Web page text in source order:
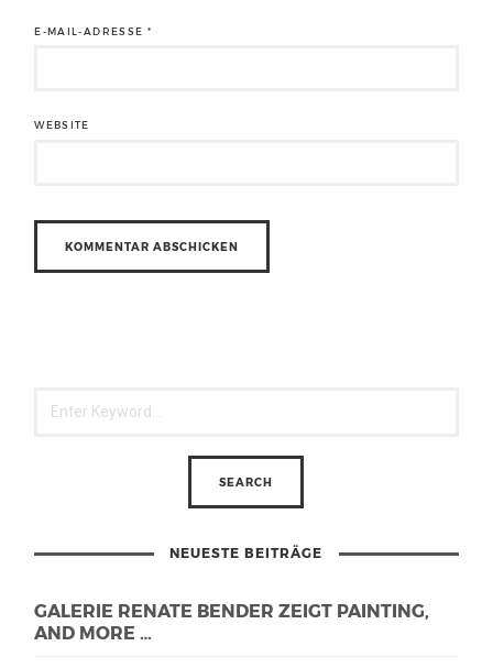
E-MAIL-ADRESSE *
WEBSITE
NEUESTE BEITRÄGE
GALERIE RENATE BENDER ZEIGT PAINTING,
AND MORE …